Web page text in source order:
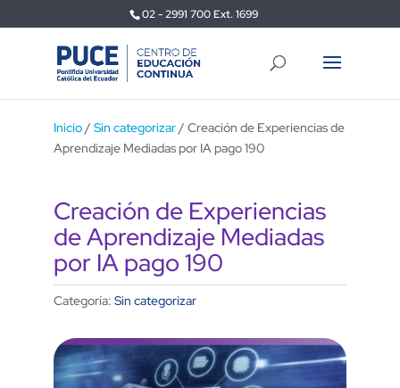
02 - 2991 700 Ext. 1699
Inicio/ Sin categorizar/ Creación de Experiencias de
Aprendizaje Mediadas por IA pago 190
Creación de Experiencias
de Aprendizaje Mediadas
por IA pago 190
Categoría: Sin categorizar